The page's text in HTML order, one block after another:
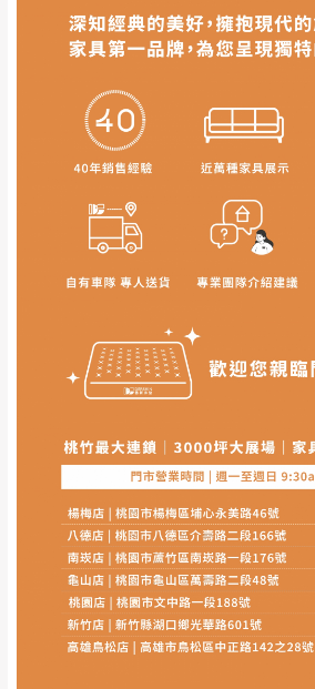
雄、屏東、宜蘭、 花蓮、台東、金門
（可於LINE線上詢問 →@dershin
加收說明
本司貨車運送如因路況不佳、天
山區內等，或收貨地點搬運過於
狀況保有出貨的權利。
保護物流人員的工作安全，賣家
需以吊車或其他的吊掛方式吊運
支付。
因大型傢俱有組裝、配送的問題
商品，無法指定特定時間送達，
再與您通知，讓您不用整天在家
寶貴時間。
貨。
由於透過電腦螢幕選購商品
電腦螢幕的設定色差或解析
際商品的顏色、質感稍有不
退換貨，
需自付來回運費
訂購前詳加確認。(包含商
訂購前請確認商品尺寸，大
丈量，難免會有些許誤差值(
內通知客服人員(Line@ ID：
須保持商品全新狀態與完整
若發生非本司因素致使之汙
台北市、新北市地區固定每
收送貨，敬請見諒！
本公司部份商品無維修服務
期，商品使用年限，因客人
環境不同。若屬人為因素導
件短缺，則維修、搬運費用
行吸收(另事先與消費者報價